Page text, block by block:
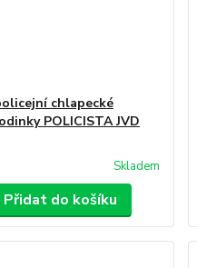
chlapecké
POLICISTA JVD
Skladem
Přidat do košíku